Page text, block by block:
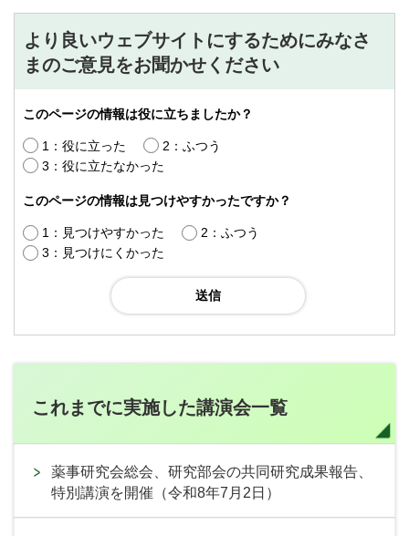
より良いウェブサイトにするためにみなさ
まのご意見をお聞かせください
このページの情報は役に立ちましたか？
1：役に立った
2：ふつう
3：役に立たなかった
このページの情報は見つけやすかったですか？
1：見つけやすかった
2：ふつう
3：見つけにくかった
これまでに実施した講演会一覧
薬事研究会総会、研究部会の共同研究成果報告、
特別講演を開催（令和8年7月2日）